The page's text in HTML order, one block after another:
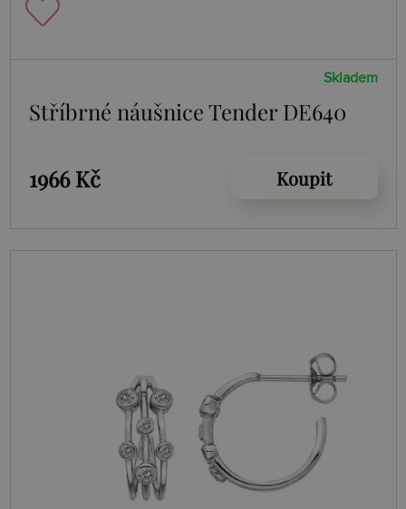
Skladem
Stříbrné náušnice Tender DE640
1966 Kč Koupit